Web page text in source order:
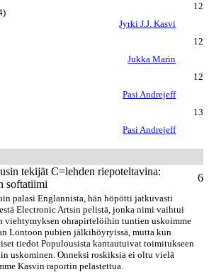
12
Jyrki J.J. Kasvi
12
Jukka Marin
12
Pasi Andrejeff
13
Pasi Andrejeff
tekijät C=lehden riepoteltavina:
softatiimi
6
palasi Englannista, hän höpötti jatkuvasti
Electronic Artsin pelistä, jonka nimi vaihtui
viehtymyksen ohrapirtelöihin tuntien uskoimme
Lontoon pubien jälkihöyryissä, mutta kun
tiedot Populousista kantautuivat toimitukseen
uskominen. Onneksi roskiksia ei oltu vielä
Kasvin raportin pelastettua.